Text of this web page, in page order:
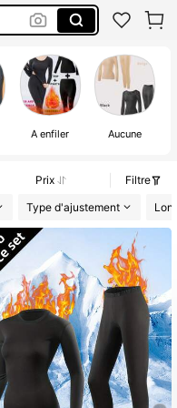
À enfiler Aucune
Prix
Filtre
Type d'ajustement